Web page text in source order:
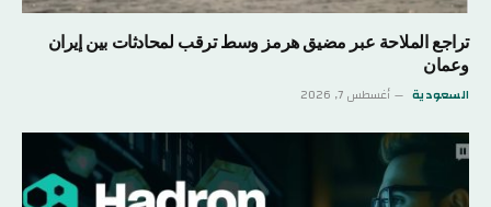
تراجع الملاحة عبر مضيق هرمز وسط ترقب لمحادثات بين إيران
وعمان
السعودية أغسطس 7, 2026